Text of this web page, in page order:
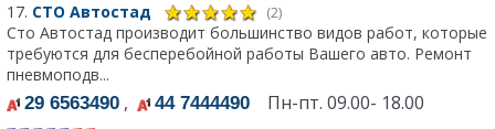
17. СТО Автостад (2)
Сто Автостад производит большинство видов работ, которые
требуются для бесперебойной работы Вашего авто. Ремонт
пневмоподв...
29 6563490 , 44 7444490 Пн-пт. 09.00- 18.00